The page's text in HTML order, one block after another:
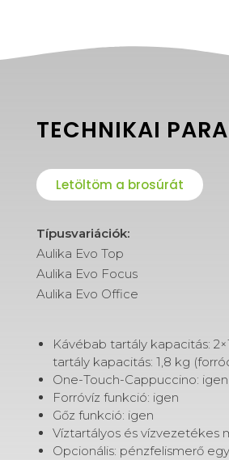
TECHNIKAI
Letöltöm a brosúrát
Típusvariációk:
Aulika Evo Top
Aulika Evo Focus
Aulika Evo Office
Kávébab tartály kapacitás:
tartály kapacitás: 1,8 kg
One-Touch-Cappuccino: igen
Forróvíz funkció: igen
Gőz funkció: igen
Víztartályos és vízvezetékes
Opcionális: pénzfelismerő